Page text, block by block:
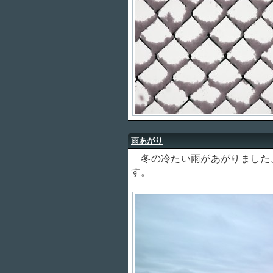
雨あがり
冬の冷たい雨があがりました
す。